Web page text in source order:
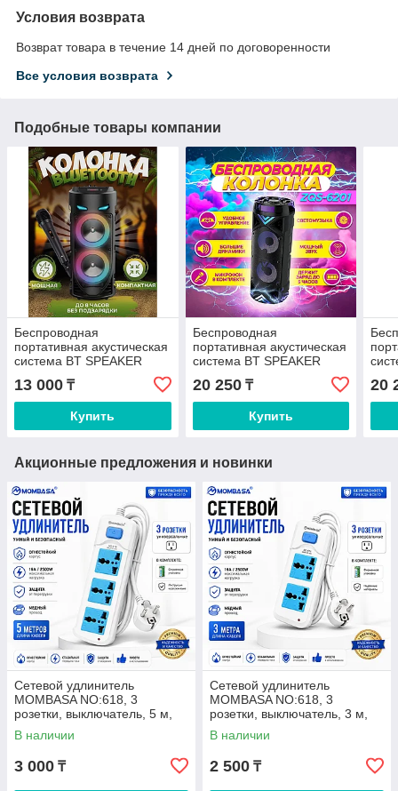
Условия возврата
Возврат товара в течение 14 дней по договоренности
Все условия возврата
Подобные товары компании
Беспроводная
портативная акустическая
система BT SPEAKER
ZQS-4238 16 Вт (до 5
часов работы)
13 000 ₸
Купить
Беспроводная
портативная акустическая
система BT SPEAKER
ZQS-6201 30 Вт (до 6
часов работы)
20 250₸
Купить
20
Акционные предложения и новинки
Сетевой удлинитель
MOMBASA NO:618, 3
розетки, выключатель, 5 м,
16 А, 2500 Вт
В наличии
3 000 ₸
Сетевой удлинитель
MOMBASA NO:618, 3
розетки, выключатель, 3 м,
16 А, 2500 Вт
В наличии
2 500 ₸